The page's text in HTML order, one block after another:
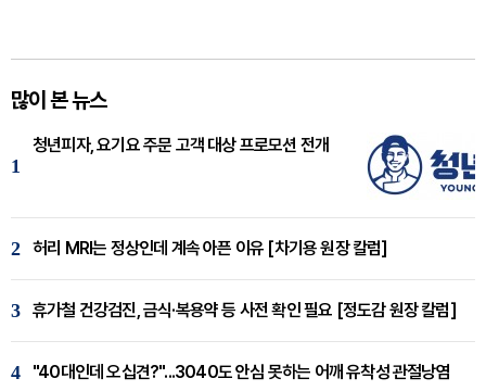
많이 본 뉴스
1
청년피자, 요기요 주문 고객 대상 프로모션 전개
2 허리 MRI는 정상인데 계속 아픈 이유 [차기용 원장 칼럼]
3 휴가철 건강검진, 금식·복용약 등 사전 확인 필요 [정도감 원장 칼럼]
4 "40대인데 오십견?"...3040도 안심 못하는 어깨 유착성 관절낭염